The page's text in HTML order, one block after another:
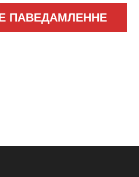
ПАВЕДАМЛЕННЕ